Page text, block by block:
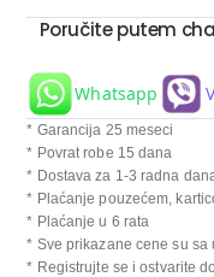
Poručite putem
Whatsapp
* Garancija 25 meseci
* Povrat robe 15 dana
* Dostava za 1-3 radna
* Plaćanje pouzećem,
* Plaćanje u 6 rata
* Sve prikazane cene su sa
* Registrujte se i ostvarite